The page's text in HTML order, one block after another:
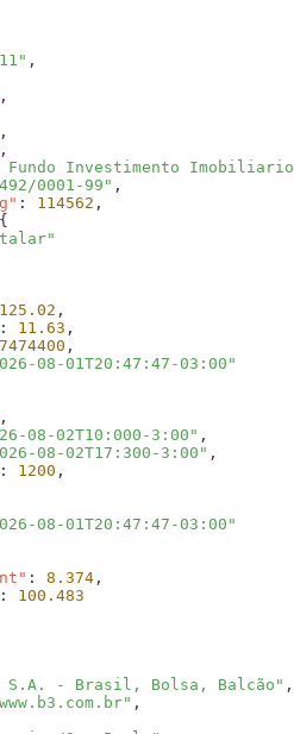
Fundo Investimento
0001-99"
: 114562
125.02
: 11.63
08-02T10:000-3:00"
08-02T17:300-3:00"
: 1200
: 8.374
:
S.A. - Brasil, Bolsa, Balcão"